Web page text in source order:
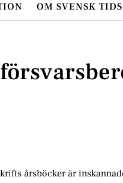
OM SVENSK
årsböcker är